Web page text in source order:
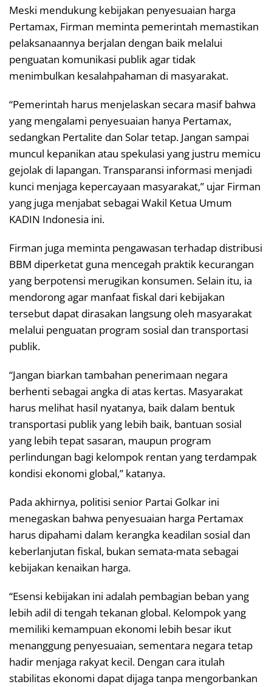
Meski mendukung kebijakan penyesuaian harga
Pertamax, Firman meminta pemerintah memastikan
pelaksanaannya berjalan dengan baik melalui
penguatan komunikasi publik agar tidak
menimbulkan kesalahpahaman di masyarakat.
“Pemerintah harus menjelaskan secara masif bahwa
yang mengalami penyesuaian hanya Pertamax,
sedangkan Pertalite dan Solar tetap. Jangan sampai
muncul kepanikan atau spekulasi yang justru memicu
gejolak di lapangan. Transparansi informasi menjadi
kunci menjaga kepercayaan masyarakat,” ujar Firman
yang juga menjabat sebagai Wakil Ketua Umum
KADIN Indonesia ini.
Firman juga meminta pengawasan terhadap distribusi
BBM diperketat guna mencegah praktik kecurangan
yang berpotensi merugikan konsumen. Selain itu, ia
mendorong agar manfaat fiskal dari kebijakan
tersebut dapat dirasakan langsung oleh masyarakat
melalui penguatan program sosial dan transportasi
publik.
“Jangan biarkan tambahan penerimaan negara
berhenti sebagai angka di atas kertas. Masyarakat
harus melihat hasil nyatanya, baik dalam bentuk
transportasi publik yang lebih baik, bantuan sosial
yang lebih tepat sasaran, maupun program
perlindungan bagi kelompok rentan yang terdampak
kondisi ekonomi global,” katanya.
Pada akhirnya, politisi senior Partai Golkar ini
menegaskan bahwa penyesuaian harga Pertamax
harus dipahami dalam kerangka keadilan sosial dan
keberlanjutan fiskal, bukan semata-mata sebagai
kebijakan kenaikan harga.
“Esensi kebijakan ini adalah pembagian beban yang
lebih adil di tengah tekanan global. Kelompok yang
memiliki kemampuan ekonomi lebih besar ikut
menanggung penyesuaian, sementara negara tetap
hadir menjaga rakyat kecil. Dengan cara itulah
stabilitas ekonomi dapat dijaga tanpa mengorbankan